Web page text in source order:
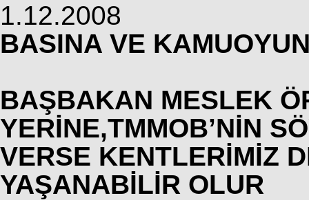
1.12.2008
BASINA VE
BAŞBAKAN MESLEK
YERİNE,TMMOB’NİN
VERSE KENTLERİMİZ
YAŞANABİLİR OLUR